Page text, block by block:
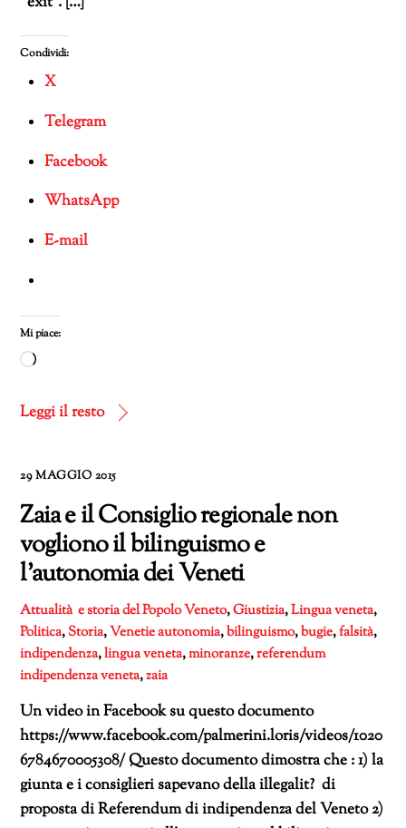
Condividi:
X
Telegram
Facebook
WhatsApp
E-mail
Mi piace:
Caricamento
corso…
Leggi il resto
29 MAGGIO 2015
Zaia e il Consiglio regionale non
vogliono il bilinguismo e
l’autonomia dei Veneti
Attualità e storia del Popolo Veneto,Giustizia,Lingua veneta,
Politica,Storia,Venetieautonomia,bilinguismo,bugie,falsità,
indipendenza,lingua veneta,minoranze,referendum
indipendenza veneta,zaia
Un video in Facebook su questo documento
https://www.facebook.com/palmerini.loris/videos/1020
6784670005308/ Questo documento dimostra che : 1) la
giunta e i consiglieri sapevano della illegalit? di
proposta di Referendum di indipendenza del Veneto 2)